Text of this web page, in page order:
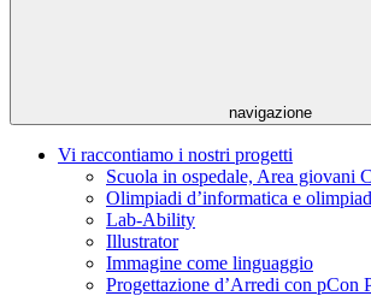
navigazione
Vi raccontiamo i nostri progetti
Scuola in ospedale, Area giovani
Olimpiadi d’informatica e
Lab-Ability
Illustrator
Immagine come linguaggio
Progettazione d’Arredi con pCon